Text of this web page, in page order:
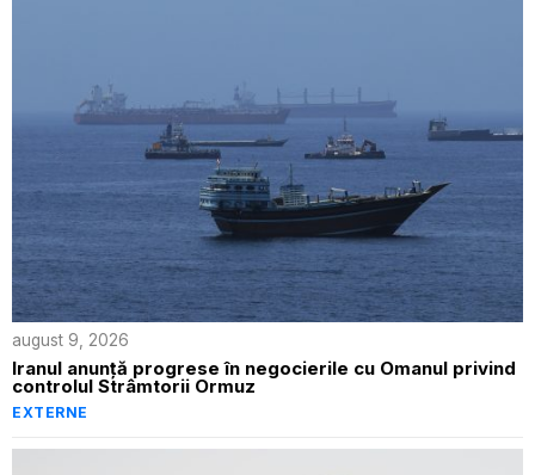
august 9, 2026
Iranul anunță progrese în negocierile cu Omanul privind
controlul Strâmtorii Ormuz
EXTERNE